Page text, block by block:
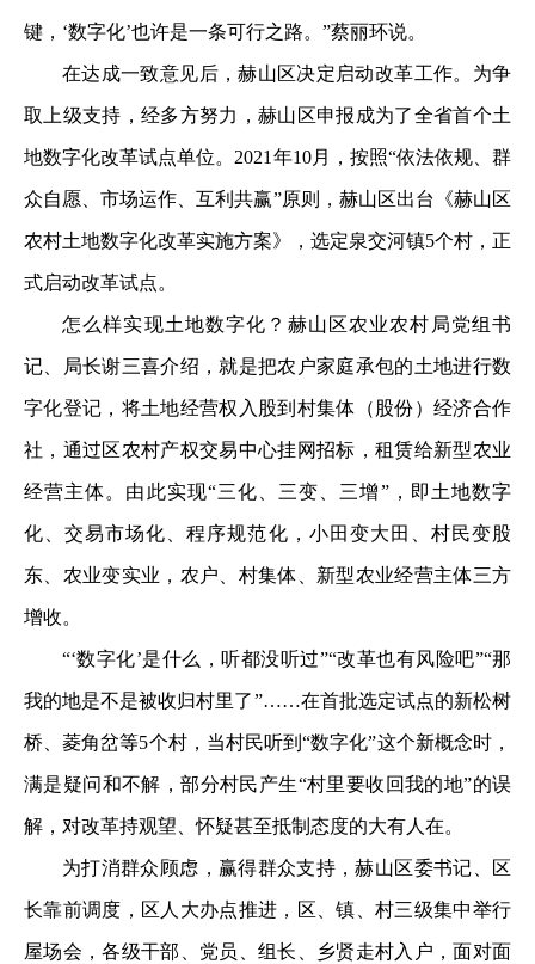
键，‘数字化’也许是一条可行之路。”蔡丽环说。
在达成一致意见后，赫山区决定启动改革工作。为争
取上级支持，经多方努力，赫山区申报成为了全省首个土
地数字化改革试点单位。2021年10月，按照“依法依规、群
众自愿、市场运作、互利共赢”原则，赫山区出台《赫山区
农村土地数字化改革实施方案》，选定泉交河镇5个村，正
式启动改革试点。
怎么样实现土地数字化？赫山区农业农村局党组书
记、局长谢三喜介绍，就是把农户家庭承包的土地进行数
字化登记，将土地经营权入股到村集体（股份）经济合作
社，通过区农村产权交易中心挂网招标，租赁给新型农业
经营主体。由此实现“三化、三变、三增”，即土地数字
化、交易市场化、程序规范化，小田变大田、村民变股
东、农业变实业，农户、村集体、新型农业经营主体三方
增收。
“‘数字化’是什么，听都没听过”“改革也有风险吧”“那
我的地是不是被收归村里了”……在首批选定试点的新松树
桥、菱角岔等5个村，当村民听到“数字化”这个新概念时，
满是疑问和不解，部分村民产生“村里要收回我的地”的误
解，对改革持观望、怀疑甚至抵制态度的大有人在。
为打消群众顾虑，赢得群众支持，赫山区委书记、区
长靠前调度，区人大办点推进，区、镇、村三级集中举行
屋场会，各级干部、党员、组长、乡贤走村入户，面对面